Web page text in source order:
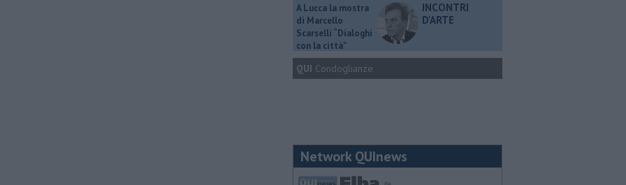
A Lucca la mostra
di Marcello
Scarselli “Dialoghi
con la città"
INCONTRI
D'ARTE
QUI Condoglianze
Network QUInews